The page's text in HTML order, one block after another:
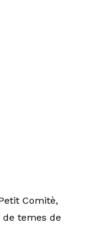
Comitè,
temes de